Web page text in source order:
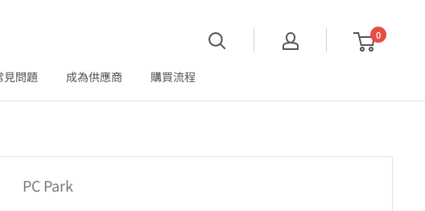
0
見問題 成為供應商 購買流程
PC Park